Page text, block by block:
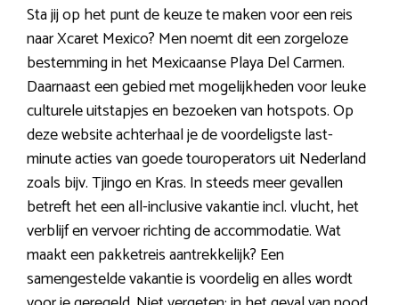
Sta jij op het punt de keuze te maken voor een reis
naar Xcaret Mexico? Men noemt dit een zorgeloze
bestemming in het Mexicaanse Playa Del Carmen.
Daarnaast een gebied met mogelijkheden voor leuke
culturele uitstapjes en bezoeken van hotspots. Op
deze website achterhaal je de voordeligste last-
minute acties van goede touroperators uit Nederland
zoals bijv. Tjingo en Kras. In steeds meer gevallen
betreft het een all-inclusive vakantie incl. vlucht, het
verblijf en vervoer richting de accommodatie. Wat
maakt een pakketreis aantrekkelijk? Een
samengestelde vakantie is voordelig en alles wordt